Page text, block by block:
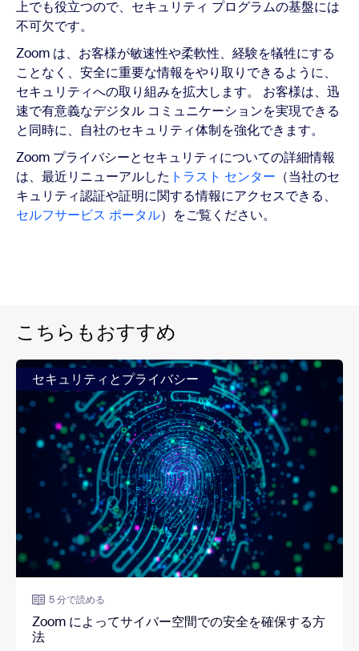
上でも役立つので、セキュリティ プログラムの基盤には
不可欠です。
Zoom は、お客様が敏速性や柔軟性、経験を犠牲にする
ことなく、安全に重要な情報をやり取りできるように、
セキュリティへの取り組みを拡大します。 お客様は、迅
速で有意義なデジタル コミュニケーションを実現できる
と同時に、自社のセキュリティ体制を強化できます。
Zoom プライバシーとセキュリティについての詳細情報
は、最近リニューアルした トラスト センター （当社のセ
キュリティ認証や証明に関する情報にアクセスできる、
セルフサービス ポータル）をご覧ください。
こちらもおすすめ
セキュリティとプライバシー
5 分で読める
Zoom によってサイバー空間での安全を確保する方
法